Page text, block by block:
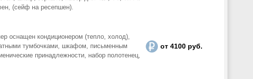
(сейф на ресепшен).
оснащен кондиционером (тепло, холод),
тумбочками, шкафом, письменным
принадлежности, набор полотенец,
от 4100 руб.